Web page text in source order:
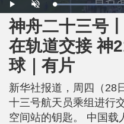
P
l
a
y
U
n
m
u
e
L
o
a
d
e
:
5
4
神舟二十三号
在轨道交接 神
球｜有片
新华社报道，周四（28
十三号航天员乘组进行
空间站的钥匙。 中国载